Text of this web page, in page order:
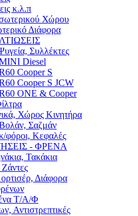
κ.λ.π
Χώρου
Διάφορα
Συλλέκτες
Diesel
Cooper S
Cooper S JCW
ONE & Cooper
Χώρος Κινητήρα
Σαζμάν
φόροι, Κεφαλές
- ΦΡΕΝΑ
Τακάκια
Διάφορα
Τ/Α/Φ
Αντιστρεπτικές